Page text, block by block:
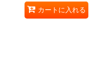
カートに入れる